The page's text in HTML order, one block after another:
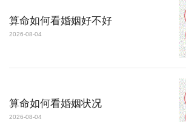
算命如何看婚姻好不好
2026-08-04
算命如何看婚姻状况
2026-08-04